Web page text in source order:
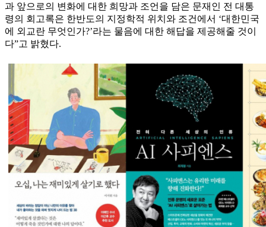
과 앞으로의 변화에 대한 희망과 조언을 담은 문재인 전 대통
령의 회고록은 한반도의 지정학적 위치와 조건에서 ‘대한민국
에 외교란 무엇인가?’라는 물음에 대한 해답을 제공해줄 것이
다”고 밝혔다.